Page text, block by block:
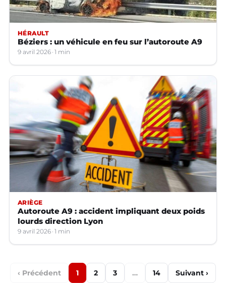
HÉRAULT
Béziers : un véhicule en feu sur l’autoroute A9
9 avril 2026 1 min
ARIÈGE
Autoroute A9 : accident impliquant deux poids
lourds direction Lyon
9 avril 2026 1 min
‹ Précédent 1 2 3 … 14 Suivant ›